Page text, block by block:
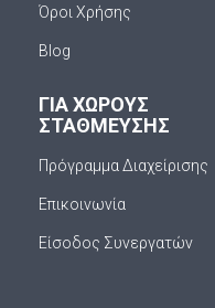
Όροι Χρήσης
Blog
ΓΙΑ ΧΩΡΟΥΣ
ΣΤΑΘΜΕΥΣΗΣ
Πρόγραμμα Διαχείρισης
Επικοινωνία
Είσοδος Συνεργατών